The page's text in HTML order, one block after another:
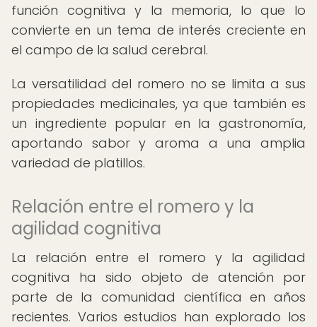
función cognitiva y la memoria, lo que lo
convierte en un tema de interés creciente en
el campo de la salud cerebral.
La versatilidad del romero no se limita a sus
propiedades medicinales, ya que también es
un ingrediente popular en la gastronomía,
aportando sabor y aroma a una amplia
variedad de platillos.
Relación entre el romero y la
agilidad cognitiva
La relación entre el romero y la agilidad
cognitiva ha sido objeto de atención por
parte de la comunidad científica en años
recientes. Varios estudios han explorado los